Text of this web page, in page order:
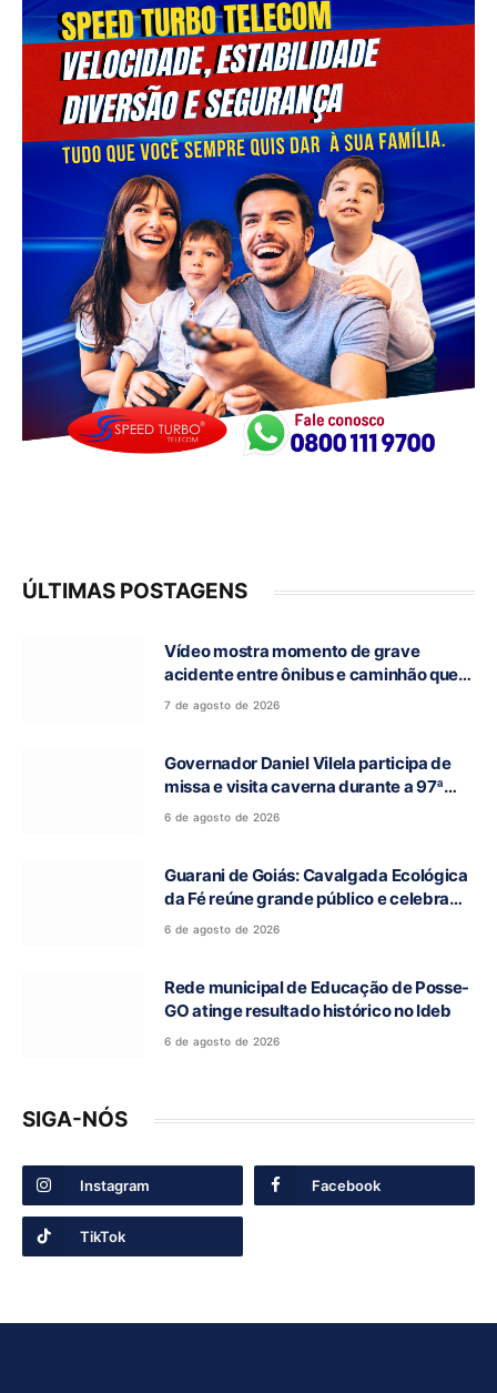
ÚLTIMAS POSTAGENS
Vídeo mostra momento de grave
acidente entre ônibus e caminhão que
deixou cinco mortos na GO-010, em
7 de agosto de 2026
Governador Daniel Vilela participa de
missa e visita caverna durante a 97ª
Romaria do Bom Jesus da Lapa de Terra
6 de agosto de 2026
Guarani de Goiás: Cavalgada Ecológica
da Fé reúne grande público e celebra
tradição religiosa
6 de agosto de 2026
Rede municipal de Educação de Posse-
GO atinge resultado histórico no Ideb
6 de agosto de 2026
SIGA-NÓS
Instagram Facebook
TikTok